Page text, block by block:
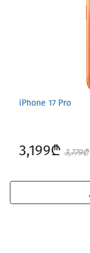
iPhone 17 Pro
3,199₾ 3,779₾